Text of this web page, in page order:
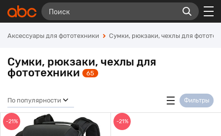
Аксессуары для фототехники Сумки, рюкзаки, чехлы для
Сумки, рюкзаки, чехлы для
фототехники
65
По популярности Фильтры
-21% -21%